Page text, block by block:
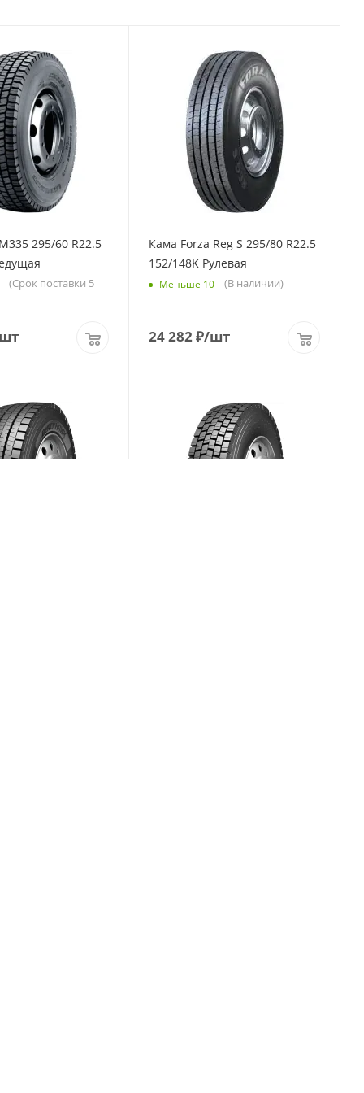
295/60 R22.5
(Срок поставки 5
Кама Forza Reg S 295/80 R22.5
152/148K Рулевая
Меньше 10 (В наличии)
24 282₽/шт